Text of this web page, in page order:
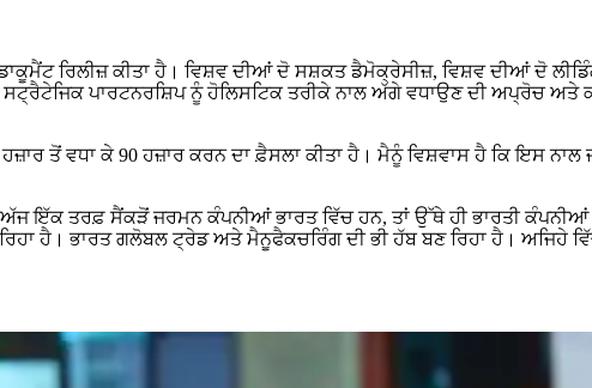
ਰਿਲੀਜ਼ ਕੀਤਾ ਹੈ। ਵਿਸ਼ਵ ਦੀਆਂ ਦੋ ਸਸ਼ਕਤ ਡੈਮੋਕ੍ਰੇਸੀਜ਼, ਵਿਸ਼ਵ ਦੀਆਂ ਦੋ
ਪਾਰਟਨਰਸ਼ਿਪ ਨੂੰ ਹੋਲਿਸਟਿਕ ਤਰੀਕੇ ਨਾਲ ਅੱਗੇ ਵਧਾਉਣ ਦੀ ਅਪ੍ਰੋਚ ਅਤੇ
ਤੋਂ ਵਧਾ ਕੇ 90 ਹਜ਼ਾਰ ਕਰਨ ਦਾ ਫ਼ੈਸਲਾ ਕੀਤਾ ਹੈ। ਮੈਨੂੰ ਵਿਸ਼ਵਾਸ ਹੈ ਕਿ ਇਸ ਨਾਲ
ਇੱਕ ਤਰਫ਼ ਸੈਂਕੜੋਂ ਜਰਮਨ ਕੰਪਨੀਆਂ ਭਾਰਤ ਵਿੱਚ ਹਨ, ਤਾਂ ਉੱਥੇ ਹੀ ਭਾਰਤੀ ਕੰਪਨੀਆਂ
ਰਿਹਾ ਹੈ। ਭਾਰਤ ਗਲੋਬਲ ਟ੍ਰੇਡ ਅਤੇ ਮੈਨੂਫੈਕਚਰਿੰਗ ਦੀ ਭੀ ਹੱਬ ਬਣ ਰਿਹਾ ਹੈ।